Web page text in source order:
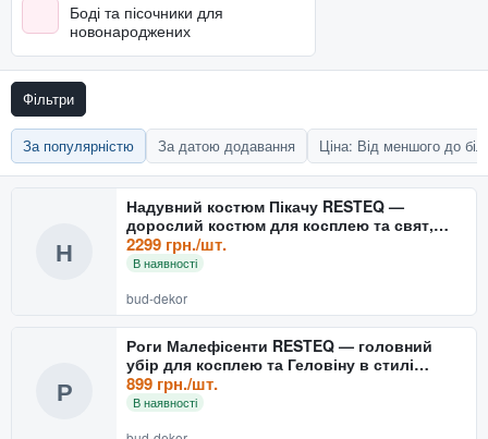
Боді та пісочники для
новонароджених
Фільтри
За популярністю За датою додавання Ціна: Від меншого до
Н
Надувний костюм Пікачу RESTEQ —
дорослий костюм для косплею та свят,
зріст 150–190 см, висота 2
2299 грн./шт.
В наявності
bud-dekor
Р
Роги Малефісенти RESTEQ — головний
убір для косплею та Геловіну в стилі
культового персонажа з
899 грн./шт.
В наявності